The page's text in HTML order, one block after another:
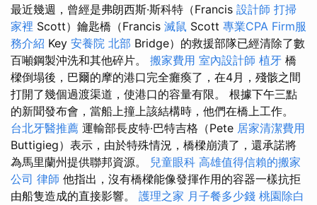
最近幾週，曾經是弗朗西斯·斯科特（Francis 設計師 打掃
家裡 Scott）鑰匙橋（Francis 滅鼠 Scott 專業CPA Firm服
務介紹 Key 安養院 北部 Bridge）的救援部隊已經清除了數
百噸鋼製沖洗和其他碎片。 搬家費用 室內設計師 植牙 橋
樑倒塌後，巴爾的摩的港口完全癱瘓了，在4月，殘骸之間
打開了幾個過渡渠道，使港口的容量有限。 根據下午三點
的新聞發布會，當船上撞上該結構時，他們在橋上工作。
台北牙醫推薦 運輸部長皮特·巴特吉格（Pete 居家清潔費用
Buttigieg）表示，由於特殊情況，橋樑崩潰了，還承諾將
為馬里蘭州提供聯邦資源。 兒童眼科 高雄值得信賴的搬家
公司 律師 他指出，沒有橋樑能像發揮作用的容器一樣抗拒
由船隻造成的直接影響。 護理之家 月子餐多少錢 桃園除白